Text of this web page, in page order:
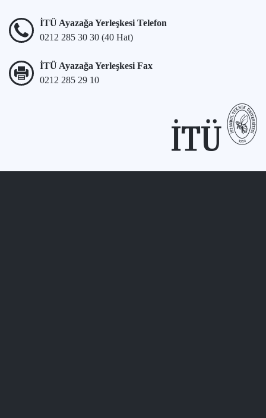
İTÜ Ayazağa Yerleşkesi Telefon
0212 285 30 30 (40 Hat)
İTÜ Ayazağa Yerleşkesi Fax
0212 285 29 10